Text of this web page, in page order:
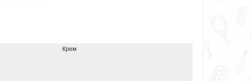
Крем